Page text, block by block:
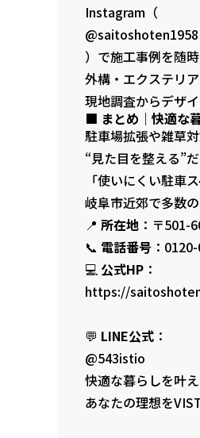
Instagram（
@saitoshoten1958
）で施工事例を随
外構・エクステリ
現地調査からデザ
■ まとめ｜快適な
駐車場拡張や雑草
“見た目を整える”
「使いにくい駐車
岐阜市近郊で多数
📍 所在地 ：〒501-
📞 電話番号 ：
💻 公式HP ：
https://
💬 LINE公式 ：
@543istio
快適な暮らしを叶
あなたの理想を